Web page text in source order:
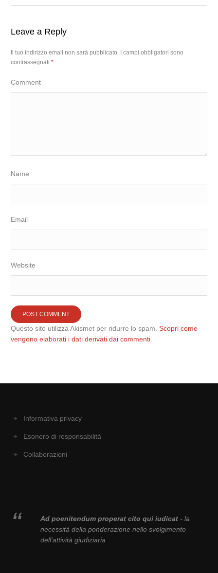
Leave a Reply
Il tuo indirizzo email non sarà pubblicato.
I campi obbligatori sono
contrassegnati*
Comment
Name
Email
Website
Questo sito utilizza Akismet per ridurre lo spam.Scopri come
vengono elaborati i dati derivati dai commenti
Informativa privacy
Esonero di responsabilità
Collaborazioni
Ad poenitendum properat cito qui iudicat- la
necessità della ponderazione nello svolgimento
dell'attività giudiziaria